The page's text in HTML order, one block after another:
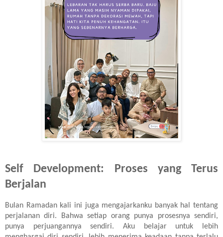
Self Development: Proses yang Terus
Berjalan
Bulan Ramadan kali ini juga mengajarkanku banyak hal tentang
perjalanan diri. Bahwa setiap orang punya prosesnya sendiri,
punya perjuangannya sendiri. Aku belajar untuk lebih